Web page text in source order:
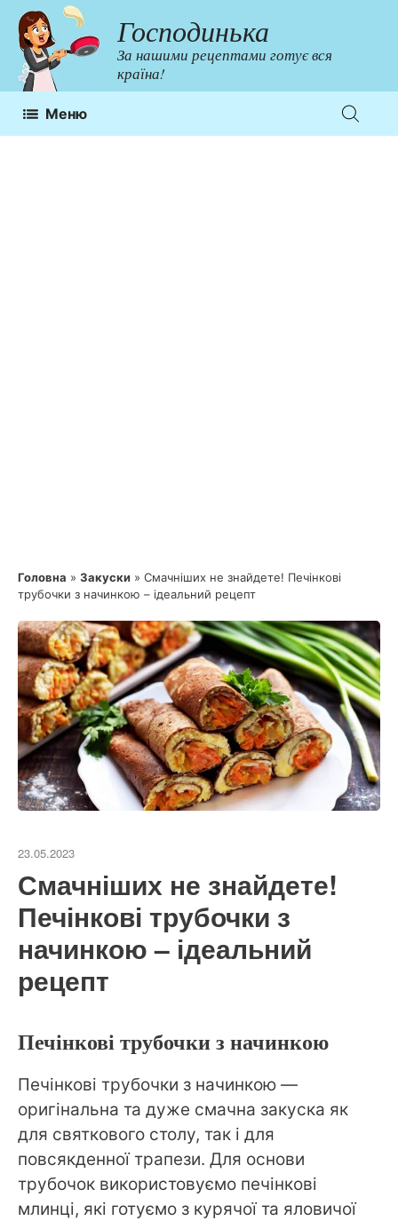
Перейти
до
контенту
Господинька
За нашими рецептами готує вся
країна!
Меню
Головна » Закуски » Смачніших не знайдете! Печінкові
трубочки з начинкою – ідеальний рецепт
23.05.2023
Смачніших не знайдете!
Печінкові трубочки з
начинкою – ідеальний
рецепт
Печінкові трубочки з начинкою
Печінкові трубочки з начинкою —
оригінальна та дуже смачна закуска як
для святкового столу, так і для
повсякденної трапези. Для основи
трубочок використовуємо печінкові
млинці, які готуємо з курячої та яловичої